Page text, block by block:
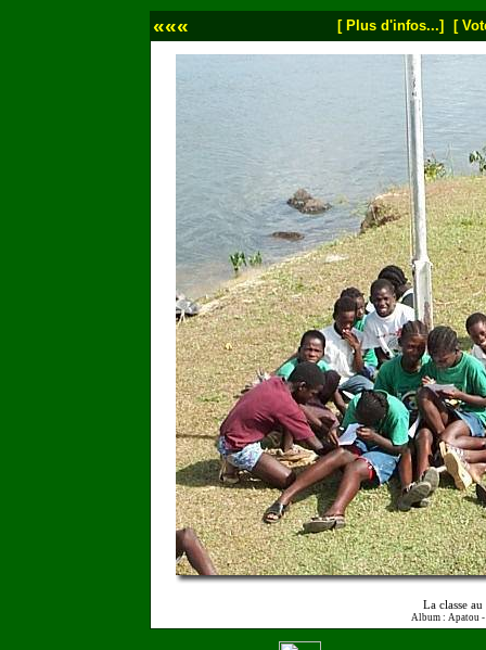
««« [ Plus d'infos...] [
La classe
Album : Apatou -